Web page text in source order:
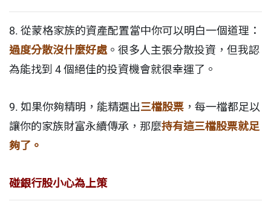
8. 從蒙格家族的資產配置當中你可以明白一個道理：
過度分散沒什麼好處。很多人主張分散投資，但我認
為能找到 4 個絕佳的投資機會就很幸運了。
9. 如果你夠精明，能精選出三檔股票 ，每一檔都足以
讓你的家族財富永續傳承，那麼持有這三檔股票就足
夠了。
碰銀行股小心為上策